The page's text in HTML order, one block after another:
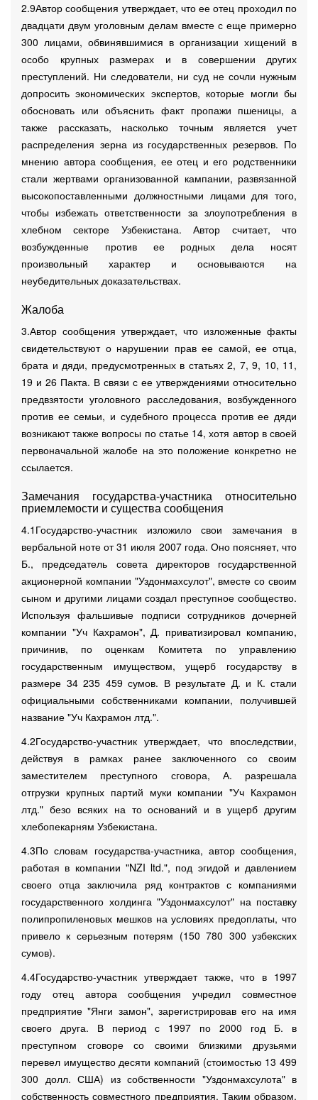
2.9Автор сообщения утверждает, что ее отец проходил по
двадцати двум уголовным делам вместе с еще примерно
300 лицами, обвинявшимися в организации хищений в
особо крупных размерах и в совершении других
преступлений. Ни следователи, ни суд не сочли нужным
допросить экономических экспертов, которые могли бы
обосновать или объяснить факт пропажи пшеницы, а
также рассказать, насколько точным является учет
распределения зерна из государственных резервов. По
мнению автора сообщения, ее отец и его родственники
стали жертвами организованной кампании, развязанной
высокопоставленными должностными лицами для того,
чтобы избежать ответственности за злоупотребления в
хлебном секторе Узбекистана. Автор считает, что
возбужденные против ее родных дела носят
произвольный характер и основываются на
неубедительных доказательствах.
Жалоба
3.Автор сообщения утверждает, что изложенные факты
свидетельствуют о нарушении прав ее самой, ее отца,
брата и дяди, предусмотренных в статьях 2, 7, 9, 10, 11,
19 и 26 Пакта. В связи с ее утверждениями относительно
предвзятости уголовного расследования, возбужденного
против ее семьи, и судебного процесса против ее дяди
возникают также вопросы по статье 14, хотя автор в своей
первоначальной жалобе на это положение конкретно не
ссылается.
Замечания государства-участника относительно
приемлемости и существа сообщения
4.1Государство-участник изложило свои замечания в
вербальной ноте от 31 июля 2007 года. Оно поясняет, что
Б., председатель совета директоров государственной
акционерной компании "Уздонмахсулот", вместе со своим
сыном и другими лицами создал преступное сообщество.
Используя фальшивые подписи сотрудников дочерней
компании "Уч Кахрамон", Д. приватизировал компанию,
причинив, по оценкам Комитета по управлению
государственным имуществом, ущерб государству в
размере 34 235 459 сумов. В результате Д. и К. стали
официальными собственниками компании, получившей
название "Уч Кахрамон лтд.".
4.2Государство-участник утверждает, что впоследствии,
действуя в рамках ранее заключенного со своим
заместителем преступного сговора, А. разрешала
отгрузки крупных партий муки компании "Уч Кахрамон
лтд." безо всяких на то оснований и в ущерб другим
хлебопекарням Узбекистана.
4.3По словам государства-участника, автор сообщения,
работая в компании "NZI ltd.", под эгидой и давлением
своего отца заключила ряд контрактов с компаниями
государственного холдинга "Уздонмахсулот" на поставку
полипропиленовых мешков на условиях предоплаты, что
привело к серьезным потерям (150 780 300 узбекских
сумов).
4.4Государство-участник утверждает также, что в 1997
году отец автора сообщения учредил совместное
предприятие "Янги замон", зарегистрировав его на имя
своего друга. В период с 1997 по 2000 год Б. в
преступном сговоре со своими близкими друзьями
перевел имущество десяти компаний (стоимостью 13 499
300 долл. США) из собственности "Уздонмахсулота" в
собственность совместного предприятия. Таким образом,